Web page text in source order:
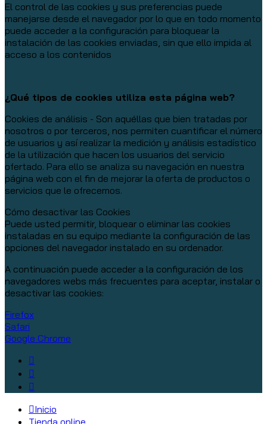
El control de las cookies y sus preferencias puede
manejarse desde el navegador por lo que en todo momento
puede acceder a la configuración para bloquear la
instalación de las cookies enviadas, sin que ello impida al
acceso a los contenidos
¿Qué tipos de cookies utiliza esta página web?
Cookies de análisis - Son aquéllas que bien tratadas por
nosotros o por terceros, nos permiten cuantificar el número
de usuarios y así realizar la medición y análisis estadístico
de la utilización que hacen los usuarios del servicio
ofertado. Para ello se analiza su navegación en nuestra
página web con el fin de mejorar la oferta de productos o
servicios que le ofrecemos.
Cómo desactivar las Cookies
Puede usted permitir, bloquear o eliminar las cookies
instaladas en su equipo mediante la configuración de las
opciones del navegador instalado en su ordenador.
A continuación puede acceder a la configuración de los
navegadores webs más frecuentes para aceptar, instalar o
desactivar las cookies:
Firefox
Safari
Google Chrome
Inicio